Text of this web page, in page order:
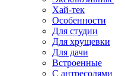
Хай-тек
Особенности
Для студии
Для хрущевки
Для дачи
Встроенные
С антресолями